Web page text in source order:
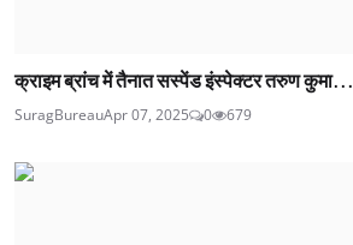
क्राइम ब्रांच में तैनात सस्पेंड इंस्पेक्टर तरुण कुमा...
SuragBureauApr 07, 2025 0 679